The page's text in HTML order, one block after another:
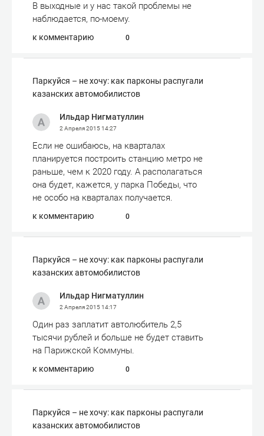
В выходные и у нас такой проблемы не
наблюдается, по-моему.
к комментарию 0
Паркуйся – не хочу: как парконы распугали
казанских автомобилистов
Ильдар Нигматуллин
2 Апреля 201514:27
Если не ошибаюсь, на кварталах
планируется построить станцию метро не
раньше, чем к 2020 году. А располагаться
она будет, кажется, у парка Победы, что
не особо на кварталах получается.
к комментарию 0
Паркуйся – не хочу: как парконы распугали
казанских автомобилистов
Ильдар Нигматуллин
2 Апреля 201514:17
Один раз заплатит автолюбитель 2,5
тысячи рублей и больше не будет ставить
на Парижской Коммуны.
к комментарию 0
Паркуйся – не хочу: как парконы распугали
казанских автомобилистов